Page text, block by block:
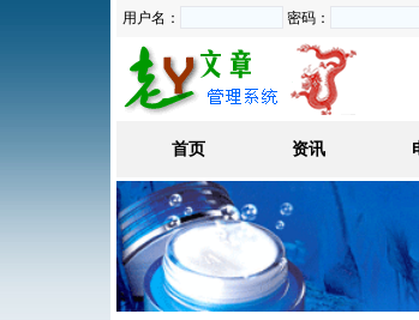
用户名： 密码：
首页 资讯